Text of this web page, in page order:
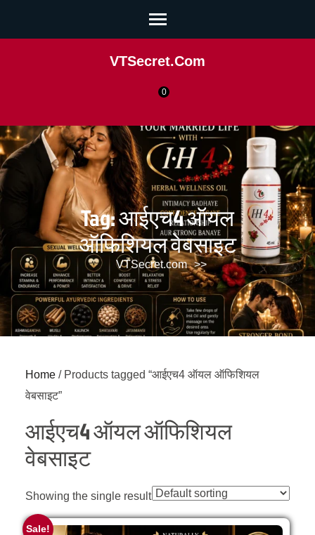
VTSecret.com
0
Tag:आईएच4 ऑयल
ऑफिशियल वेबसाइट
VTSecret.com >>
Home / Products tagged “आईएच4 ऑयल ऑफिशियल
वेबसाइट”
आईएच4 ऑयल ऑफिशियल
वेबसाइट
Showing the single result
Sale!